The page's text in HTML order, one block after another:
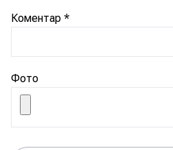
Коментар *
Фото